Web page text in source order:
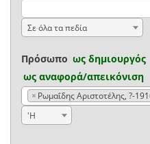
Σε όλα τα πεδία
Πρόσωπο ως δημιουργός
ως αναφορά/απεικόνιση
× Ρωμαΐδης Αριστοτέλης, ?-
'Η